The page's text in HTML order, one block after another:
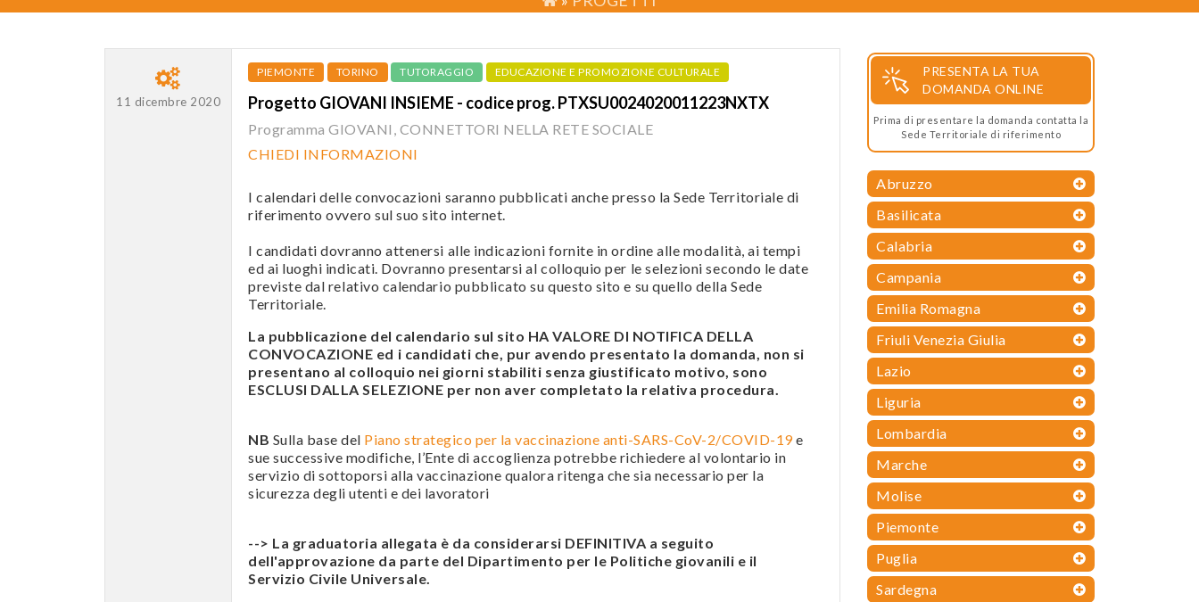
11 dicembre 2020
PIEMONTE TORINO TUTORAGGIO EDUCAZIONE E PROMOZIONE CULTURALE
Progetto GIOVANI INSIEME - codice prog. PTXSU0024020011223NXTX
Programma GIOVANI, CONNETTORI NELLA RETE SOCIALE
CHIEDI INFORMAZIONI
I calendari delle convocazioni saranno pubblicati anche presso la Sede Territoriale di
riferimento ovvero sul suo sito internet.
I candidati dovranno attenersi alle indicazioni fornite in ordine alle modalità, ai tempi
ed ai luoghi indicati. Dovranno presentarsi al colloquio per le selezioni secondo le date
previste dal relativo calendario pubblicato su questo sito e su quello della Sede
Territoriale.
La pubblicazione del calendario sul sito HA VALORE DI NOTIFICA DELLA
CONVOCAZIONE ed i candidati che, pur avendo presentato la domanda, non si
presentano al colloquio nei giorni stabiliti senza giustificato motivo, sono
ESCLUSI DALLA SELEZIONE per non aver completato la relativa procedura.
NB Sulla base del Piano strategico per la vaccinazione anti-SARS-CoV-2/COVID-19e
sue successive modifiche, l’Ente di accoglienza potrebbe richiedere al volontario in
servizio di sottoporsi alla vaccinazione qualora ritenga che sia necessario per la
sicurezza degli utenti e dei lavoratori
--> La graduatoria allegata è da considerarsi DEFINITIVA a seguito
dell'approvazione da parte del Dipartimento per le Politiche giovanili e il
Servizio Civile Universale.
PRESENTA LA TUA
DOMANDA ONLINE
Prima di presentare la domanda contatta la
Sede Territoriale di riferimento
Abruzzo
Basilicata
Calabria
Campania
Emilia Romagna
Friuli Venezia Giulia
Lazio
Liguria
Lombardia
Marche
Molise
Piemonte
Puglia
Sardegna